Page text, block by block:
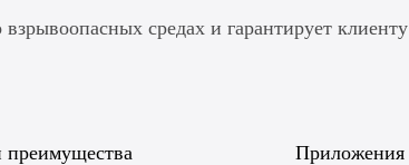
средах и гарантирует клиенту
преимущества Приложения